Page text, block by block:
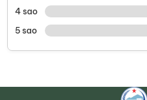
4 sao
5 sao